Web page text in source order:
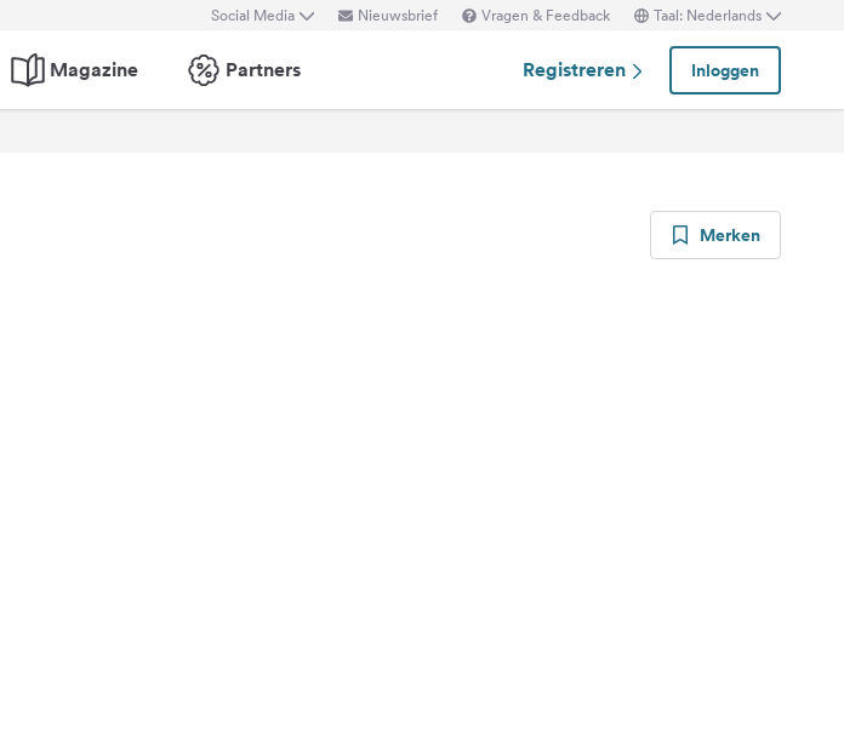
Social Media Nieuwsbrief Vragen & Feedback Taal: Nederlands
Magazine Partners Registreren Inloggen
Merken